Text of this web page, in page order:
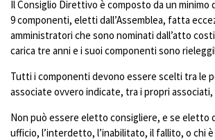
Il Consiglio Direttivo è composto da un minimo
9 componenti, eletti dall’Assemblea, fatta
amministratori che sono nominati dall’atto
carica tre anni e i suoi componenti sono
Tutti i componenti devono essere scelti tra le
associate ovvero indicate, tra i propri
Non può essere eletto consigliere, e se eletto
ufficio, l’interdetto, l’inabilitato, il fallito, o chi